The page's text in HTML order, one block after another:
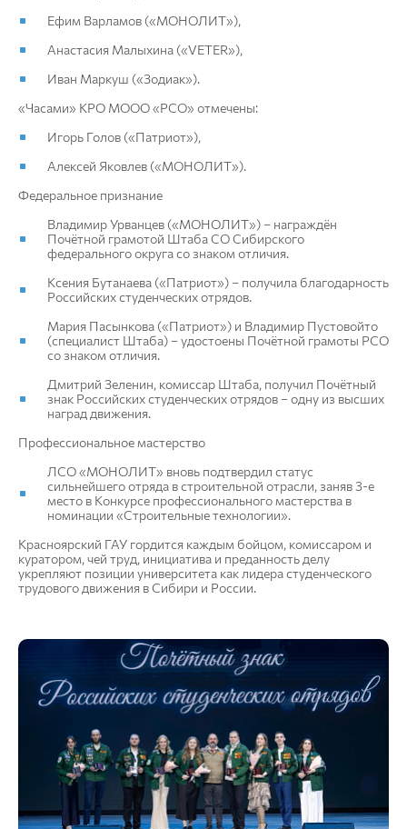
Ефим Варламов («МОНОЛИТ»),
Анастасия Малыхина («VETER»),
Иван Маркуш («Зодиак»).
«Часами» КРО МООО «РСО» отмечены:
Игорь Голов («Патриот»),
Алексей Яковлев («МОНОЛИТ»).
Федеральное признание
Владимир Урванцев («МОНОЛИТ») – награждён
Почётной грамотой Штаба СО Сибирского
федерального округа со знаком отличия.
Ксения Бутанаева («Патриот») – получила благодарность
Российских студенческих отрядов.
Мария Пасынкова («Патриот») и Владимир Пустовойто
(специалист Штаба) – удостоены Почётной грамоты РСО
со знаком отличия.
Дмитрий Зеленин, комиссар Штаба, получил Почётный
знак Российских студенческих отрядов – одну из высших
наград движения.
Профессиональное мастерство
ЛСО «МОНОЛИТ» вновь подтвердил статус
сильнейшего отряда в строительной отрасли, заняв 3-е
место в Конкурсе профессионального мастерства в
номинации «Строительные технологии».
Красноярский ГАУ гордится каждым бойцом, комиссаром и
куратором, чей труд, инициатива и преданность делу
укрепляют позиции университета как лидера студенческого
трудового движения в Сибири и России.